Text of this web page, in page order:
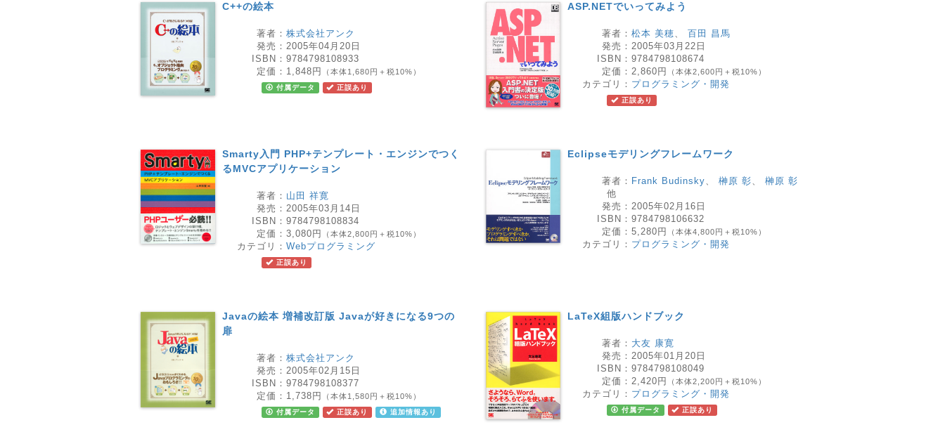
C++の絵本
著者： 株式会社アンク
発売： 2005年04月20日
ISBN： 9784798108933
定価： 1,848円 （本体1,680円＋税10%）
付属データ 正誤あり
ASP.NETでいってみよう
著者： 松本 美穂、 百田 昌馬
発売： 2005年03月22日
ISBN： 9784798108674
定価： 2,860円 （本体2,600円＋税10%）
カテゴリ： プログラミング・開発
正誤あり
Smarty入門 PHP+テンプレート・エンジンでつく
るMVCアプリケーション
著者： 山田 祥寛
発売： 2005年03月14日
ISBN： 9784798108834
定価： 3,080円 （本体2,800円＋税10%）
カテゴリ： Webプログラミング
正誤あり
Eclipseモデリングフレームワーク
著者： Frank Budinsky、 榊原 彰、 榊原 彰
他
発売： 2005年02月16日
ISBN： 9784798106632
定価： 5,280円 （本体4,800円＋税10%）
カテゴリ： プログラミング・開発
Javaの絵本 増補改訂版 Javaが好きになる9つの
扉
著者： 株式会社アンク
発売： 2005年02月15日
ISBN： 9784798108377
定価： 1,738円 （本体1,580円＋税10%）
付属データ 正誤あり 追加情報あり
LaTeX組版ハンドブック
著者： 大友 康寛
発売： 2005年01月20日
ISBN： 9784798108049
定価： 2,420円 （本体2,200円＋税10%）
カテゴリ： プログラミング・開発
付属データ 正誤あり